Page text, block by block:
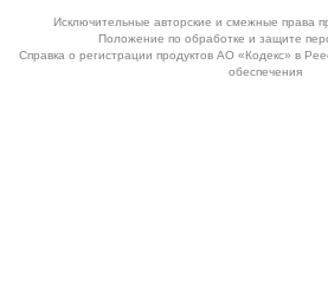
Исключительные авторские и смежные права
Положение по обработке и защите
Справка о регистрации продуктов АО «Кодекс» в
обеспечения